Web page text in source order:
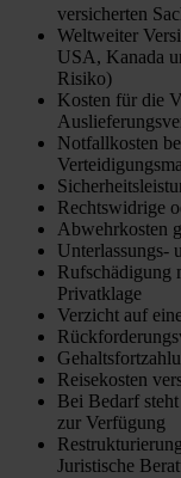
versicherten
Weltweiter
USA, Kanada
Risiko)
Kosten für die
Notfallkosten
Rechtswidrige
Abwehrkosten
Unterlassungs-
Rufschädigung
Privatklage
Verzicht auf
Reisekosten
Bei Bedarf
zur Verfügung
Juristische